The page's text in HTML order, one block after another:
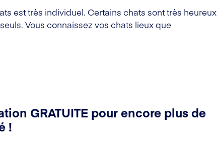
est très individuel. Certains chats sont très heureux
Vous connaissez vos chats lieux que
GRATUITE pour encore plus de
!